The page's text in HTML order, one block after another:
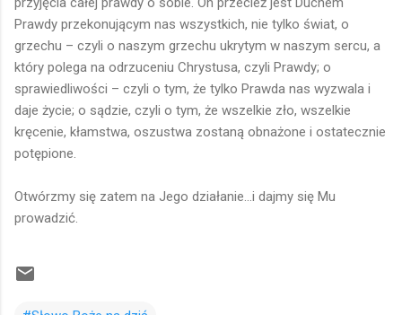
Prawdy przekonującym nas wszystkich, nie tylko świat, o
grzechu – czyli o naszym grzechu ukrytym w naszym sercu, a
który polega na odrzuceniu Chrystusa, czyli Prawdy; o
sprawiedliwości – czyli o tym, że tylko Prawda nas wyzwala i
daje życie; o sądzie, czyli o tym, że wszelkie zło, wszelkie
kręcenie, kłamstwa, oszustwa zostaną obnażone i ostatecznie
potępione.
Otwórzmy się zatem na Jego działanie...i dajmy się Mu
prowadzić.